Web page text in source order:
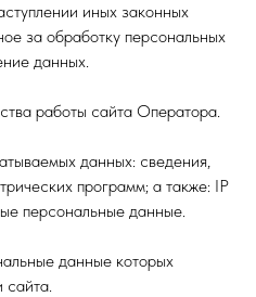
иных законных
за обработку персональных
данных.
работы сайта Оператора.
данных: сведения,
программ; а также: IP
персональные данные.
данные которых
сайта.